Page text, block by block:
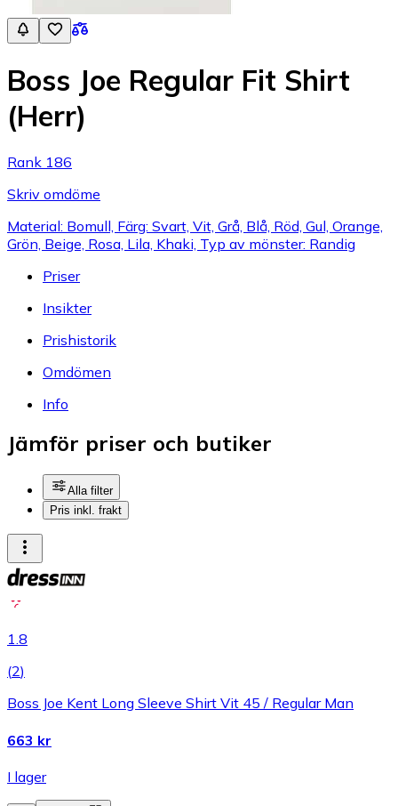
Boss Joe Regular Fit Shirt
(Herr)
Rank 186
Skriv omdöme
Material: Bomull, Färg: Svart, Vit, Grå, Blå, Röd, Gul, Orange,
Grön, Beige, Rosa, Lila, Khaki, Typ av mönster: Randig
Priser
Insikter
Prishistorik
Omdömen
Info
Jämför priser och butiker
Alla filter
Pris inkl. frakt
1.8
(2)
Boss Joe Kent Long Sleeve Shirt Vit 45 / Regular Man
663 kr
I lager